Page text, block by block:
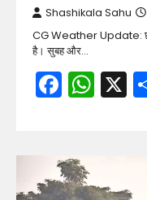
Shashikala Sahu
CG Weather Update:
है। सुबह और…
X